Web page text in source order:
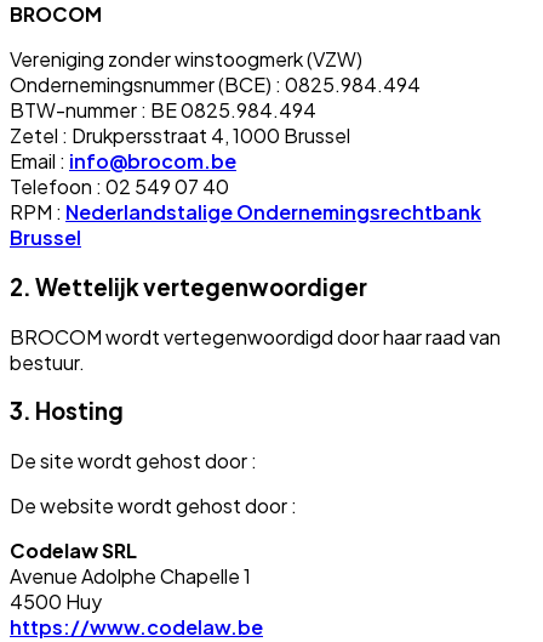
BROCOM
Vereniging zonder winstoogmerk (VZW)
Ondernemingsnummer (BCE) : 0825.984.494
BTW-nummer : BE 0825.984.494
Zetel : Drukpersstraat 4, 1000 Brussel
Email : info@brocom.be
Telefoon : 02 549 07 40
RPM : Nederlandstalige Ondernemingsrechtbank
Brussel
2. Wettelijk vertegenwoordiger
BROCOM wordt vertegenwoordigd door haar raad van
bestuur.
3. Hosting
De site wordt gehost door :
De website wordt gehost door :
Codelaw SRL
Avenue Adolphe Chapelle 1
4500 Huy
https://www.codelaw.be